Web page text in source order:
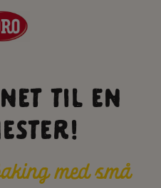
til en
med små